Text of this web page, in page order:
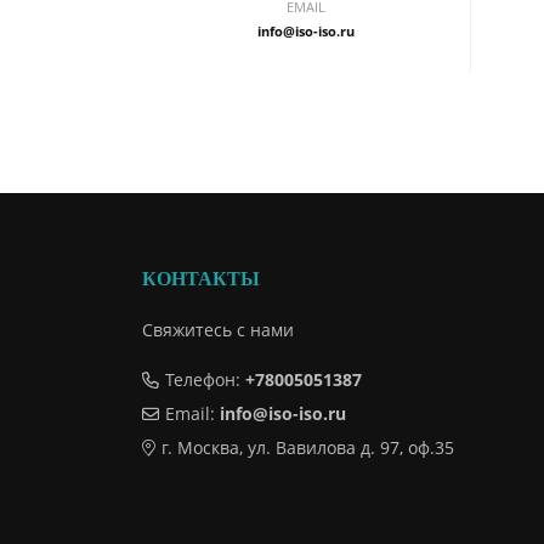
Желание улучшить внутренние процессы
Повышение культуры безопасности
Снижение производственного
EMAIL
info@iso-iso.ru
КОНТАКТЫ
Свяжитесь с нами
Телефон: +78005051387
Email: info@iso-iso.ru
г. Москва, ул. Вавилова д. 97, оф.35